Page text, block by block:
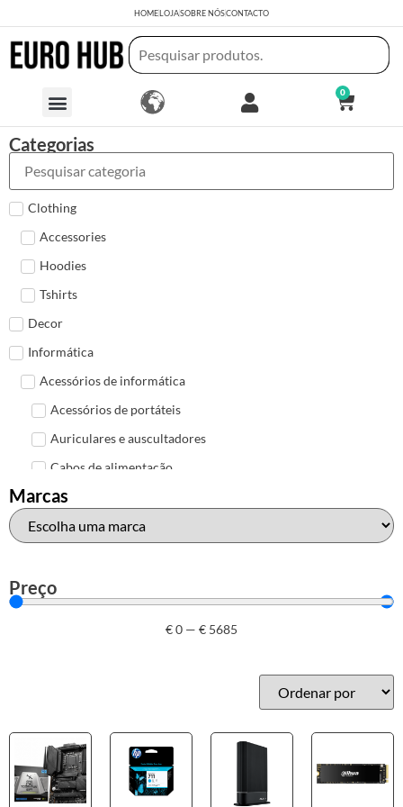
HOMELOJASOBRE NÓSCONTACTO
0
Categorias
Clothing
Accessories
Hoodies
Tshirts
Decor
Informática
Acessórios de informática
Acessórios de portáteis
Auriculares e auscultadores
Cabos de alimentação
Colunas de Som
Hubs
Mais acessórios USB
HP
Outros acessórios de informática
Marcas
Preço
€0 — € 5685